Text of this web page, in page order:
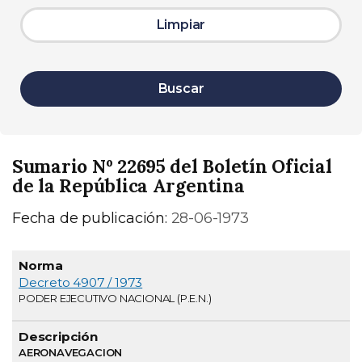
Limpiar
Buscar
Sumario Nº 22695 del Boletín Oficial
de la República Argentina
Fecha de publicación: 28-06-1973
Normativa
Decreto 4907 / 1973
PODER EJECUTIVO NACIONAL (P.E.N.)
AERONAVEGACION